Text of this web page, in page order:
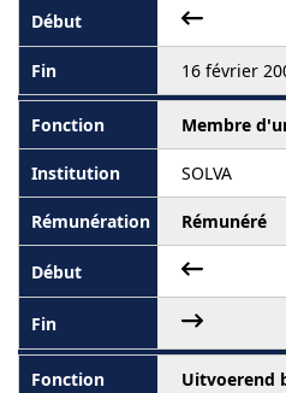
16 février
Membre
SOLVA
Rémunéré
Uitvoerend